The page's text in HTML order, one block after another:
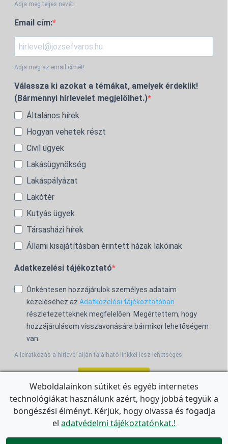
Adja meg teljes nevét!
Email cím:
Adja meg az email címét!
Válassza ki azokat a témákat, amelyek érdeklik!
(Bármennyi hírlevelet megjelölhet.)
Általános hírek
Hogyan vehetek részt
Civil ügyek
Lakásügynökség
Lakáspályázat
Lakótér
Kutyás ügyek
Társasházi hírek
Állami kisajátításban érintett házak lakóinak
Adatkezelési tájékoztató
Önkéntesen hozzájárulok személyes adataim
kezeléséhez az Adatkezelési tájékoztatóban
részletezetteknek megfelelően. Megértettem, hogy
hozzájárulásom visszavonására bármikor lehetőségem
van.
A leiratkozás a hírlevél alján található linkkel lesz lehetséges.
For the English Newsletter, clickHERE.
Weboldalainkon sütiket és egyéb internetes
technológiákat használunk azért, hogy jobbá tegyük a
böngészési élményt. Kérjük, hogy olvassa és fogadja
el adatvédelmi tájékoztatónkat.!